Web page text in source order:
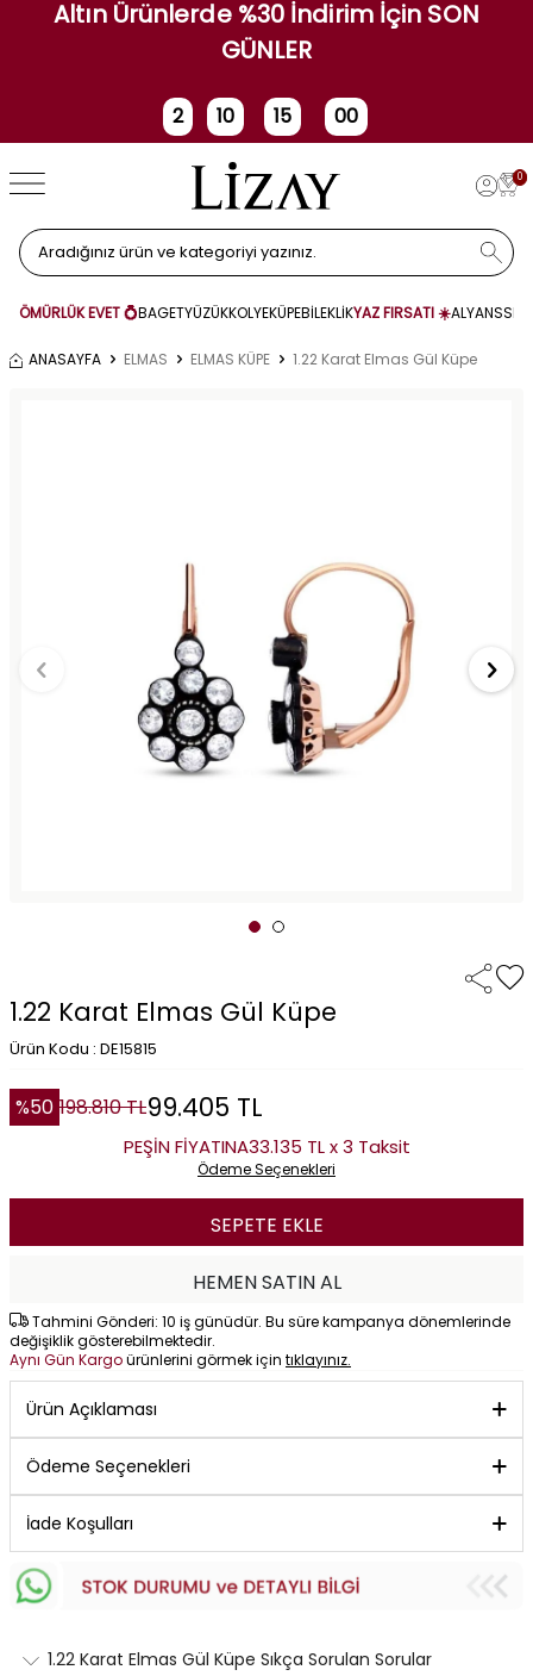
Altın Ürünlerde %30 İndirim İçin SON
GÜNLER
2
Gün
10
Saat
15 00
0
ÖMÜRLÜK EVET 💍BAGETYÜZÜKKOLYEKÜPEBİLEKLİKYAZ FIRSATI ☀️ALYANS
ANASAYFA ELMAS ELMAS KÜPE 1.22 Karat Elmas Gül Küpe
1.22 Karat Elmas Gül Küpe
Ürün Kodu : DE15815
%50 198.810TL99.405 TL
PEŞİN FİYATINA33.135 TL x 3 Taksit
Ödeme Seçenekleri
SEPETE EKLE
HEMEN SATIN AL
Tahmini Gönderi: 10 iş günüdür. Bu süre kampanya dönemlerinde
değişiklik gösterebilmektedir.
Aynı Gün Kargoürünlerini görmek için tıklayınız.
Ürün Açıklaması
Ödeme Seçenekleri
İade Koşulları
1.22 Karat Elmas Gül Küpe Sıkça Sorulan Sorular